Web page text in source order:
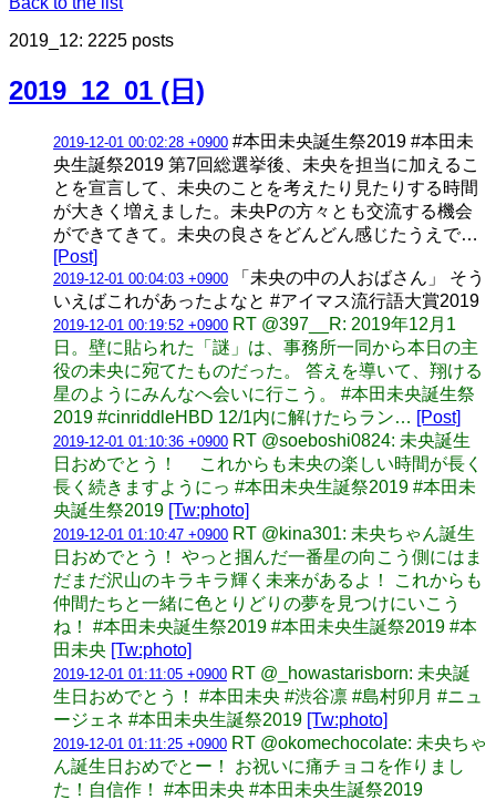
2019_12: 2225 posts
2019_12_01 (日)
2019-12-01 00:02:28 +0900 #本田未央誕生祭2019 #本田未
央生誕祭2019 第7回総選挙後、未央を担当に加えるこ
とを宣言して、未央のことを考えたり見たりする時間
が大きく増えました。未央Pの方々とも交流する機会
ができてきて。未央の良さをどんどん感じたうえで…
[Post]
2019-12-01 00:04:03 +0900 「未央の中の人おばさん」 そう
いえばこれがあったよなと #アイマス流行語大賞2019
2019-12-01 00:19:52 +0900 RT @397__R: 2019年12月1
日。壁に貼られた「謎」は、事務所一同から本日の主
役の未央に宛てたものだった。 答えを導いて、翔ける
星のようにみんなへ会いに行こう。 #本田未央誕生祭
2019 #cinriddleHBD 12/1内に解けたらラン… [Post]
2019-12-01 01:10:36 +0900 RT @soeboshi0824: 未央誕生
日おめでとう！ これからも未央の楽しい時間が長く
長く続きますようにっ #本田未央生誕祭2019 #本田未
央誕生祭2019 [Tw:photo]
2019-12-01 01:10:47 +0900 RT @kina301: 未央ちゃん誕生
日おめでとう！ やっと掴んだ一番星の向こう側にはま
だまだ沢山のキラキラ輝く未来があるよ！ これからも
仲間たちと一緒に色とりどりの夢を見つけにいこう
ね！ #本田未央誕生祭2019 #本田未央生誕祭2019 #本
田未央 [Tw:photo]
2019-12-01 01:11:05 +0900 RT @_howastarisborn: 未央誕
生日おめでとう！ #本田未央 #渋谷凛 #島村卯月 #ニュ
ージェネ #本田未央生誕祭2019 [Tw:photo]
2019-12-01 01:11:25 +0900 RT @okomechocolate: 未央ちゃ
ん誕生日おめでとー！ お祝いに痛チョコを作りまし
た！自信作！ #本田未央 #本田未央生誕祭2019